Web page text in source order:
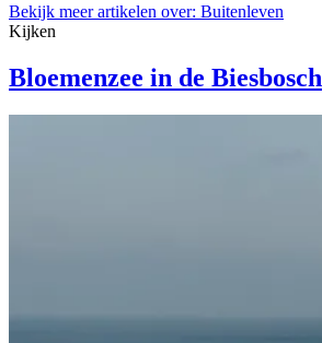
Bekijk meer artikelen over: Buitenleven
Kijken
Bloemenzee in de Biesbosch